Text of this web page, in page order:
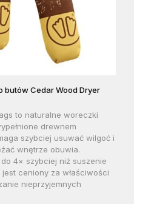
butów Cedar Wood Dryer
to naturalne woreczki
drewnem
szybciej usuwać wilgoć i
wnętrze obuwia.
4× szybciej niż suszenie
ceniony za właściwości
nieprzyjemnych